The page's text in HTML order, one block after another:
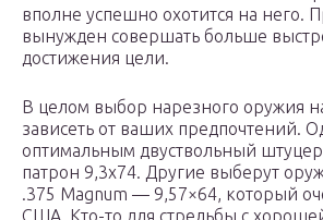
вполне успешно охотится на него.
вынужден совершать больше
достижения цели.
В целом выбор нарезного оружия
зависеть от ваших предпочтений.
оптимальным двуствольный штуцер
патрон 9,3х74. Другие выберут
.375 Magnum — 9,57×64, который
США. Кто-то для стрельбы с